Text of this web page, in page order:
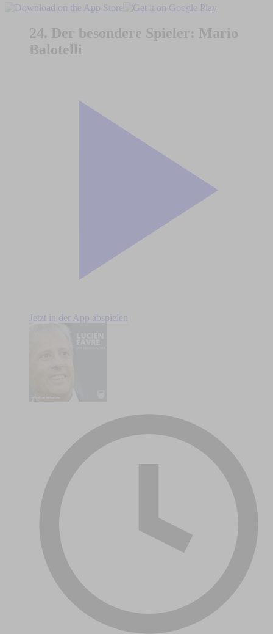
24. Der besondere Spieler: Mario
Balotelli
Jetzt in der App abspielen